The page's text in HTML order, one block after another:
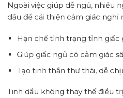
Ngoài việc giúp dễ ngủ, nhiều
dầu để cải thiện cảm giác nghỉ
Hạn chế tình trạng tỉnh giấc
Giúp giấc ngủ có cảm giác
Tạo tinh thần thư thái, dễ
Tinh dầu không thay thế điều